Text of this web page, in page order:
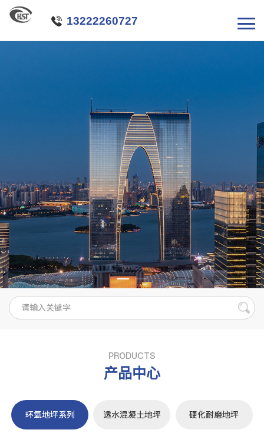
 13222260727
PRODUCTS
产品中心
环氧地坪系列 透水混凝土地坪 硬化耐磨地坪